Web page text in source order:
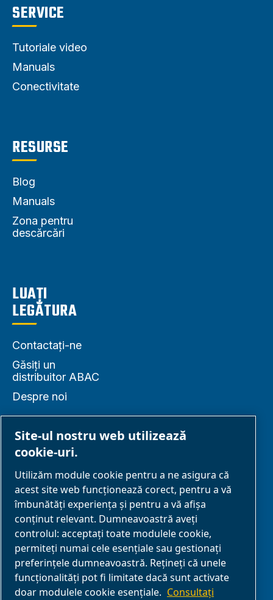
SERVICE
Tutoriale video
Manuals
Conectivitate
RESURSE
Blog
Manuals
Zona pentru
descărcări
LUAȚI
LEGĂTURA
Contactați-ne
Găsiți un
distribuitor ABAC
Despre noi
PARTENERIAT
Parteneri de
afaceri
E-Connect 2,0
Business Portal
Galerie media
ABAC
Site-ul nostru web utilizează
cookie-uri.
Utilizăm module cookie pentru a ne asigura că
acest site web funcționează corect, pentru a vă
îmbunătăți experiența și pentru a vă afișa
conținut relevant. Dumneavoastră aveți
controlul: acceptați toate modulele cookie,
permiteți numai cele esențiale sau gestionați
preferințele dumneavoastră. Rețineți că unele
funcționalități pot fi limitate dacă sunt activate
doar modulele cookie esențiale. Consultați